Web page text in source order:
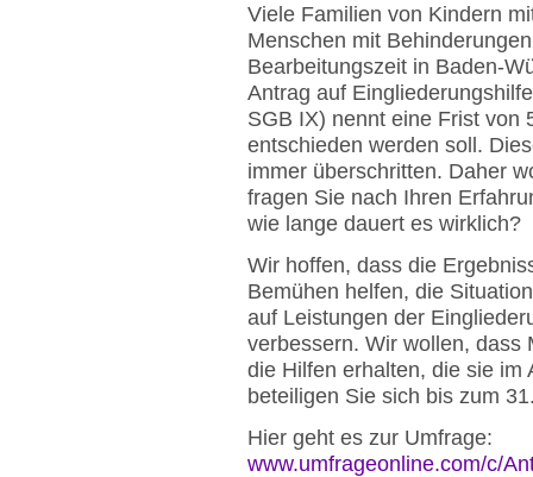
Viele Familien von Kindern
Menschen mit
Bearbeitungszeit in Baden-
Antrag auf
SGB IX) nennt eine Frist von
entschieden werden soll.
immer überschritten. Daher
fragen Sie nach Ihren
wie lange dauert es wirklich?
Wir hoffen, dass die
Bemühen helfen, die
auf Leistungen der
verbessern. Wir wollen, dass
die Hilfen erhalten, die sie im
beteiligen Sie sich bis zum
Hier geht es zur Umfrage:
www.umfrageonline.com/c/